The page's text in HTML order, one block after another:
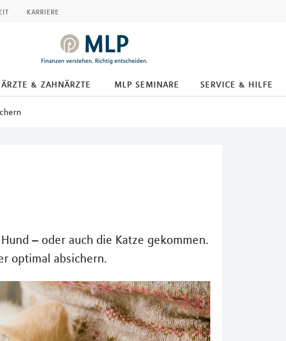
karriere
& zahnärzte mlp seminare service & hilfe
– oder auch die Katze gekommen.
optimal absichern.